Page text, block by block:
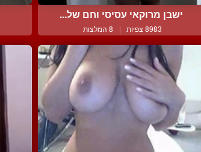
ישבן מרוקאי עסיסי וחם של...
8983 צפיות | 8 המלצות